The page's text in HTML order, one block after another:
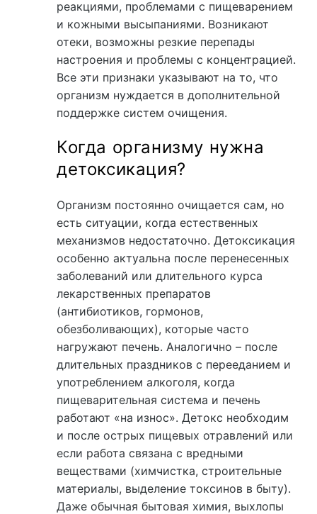
реакциями, проблемами с пищеварением
и кожными высыпаниями. Возникают
отеки, возможны резкие перепады
настроения и проблемы с концентрацией.
Все эти признаки указывают на то, что
организм нуждается в дополнительной
поддержке систем очищения.
Когда организму нужна
детоксикация?
Организм постоянно очищается сам, но
есть ситуации, когда естественных
механизмов недостаточно. Детоксикация
особенно актуальна после перенесенных
заболеваний или длительного курса
лекарственных препаратов
(антибиотиков, гормонов,
обезболивающих), которые часто
нагружают печень. Аналогично – после
длительных праздников с перееданием и
употреблением алкоголя, когда
пищеварительная система и печень
работают «на износ». Детокс необходим
и после острых пищевых отравлений или
если работа связана с вредными
веществами (химчистка, строительные
материалы, выделение токсинов в быту).
Даже обычная бытовая химия, выхлопы